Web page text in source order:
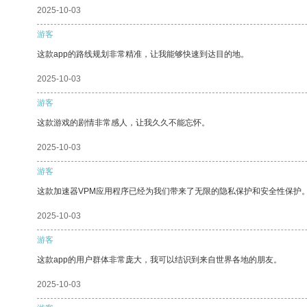
2025-10-03
游客
这款app的路线规划非常精准，让我能够快速到达目的地。
2025-10-03
游客
这款游戏的剧情非常感人，让我久久不能忘怀。
2025-10-03
游客
这款加速器VPM应用程序已经为我们带来了无限的隐私保护和安全性保护
2025-10-03
游客
这款app的用户群体非常庞大，我可以结识到来自世界各地的朋友。
2025-10-03